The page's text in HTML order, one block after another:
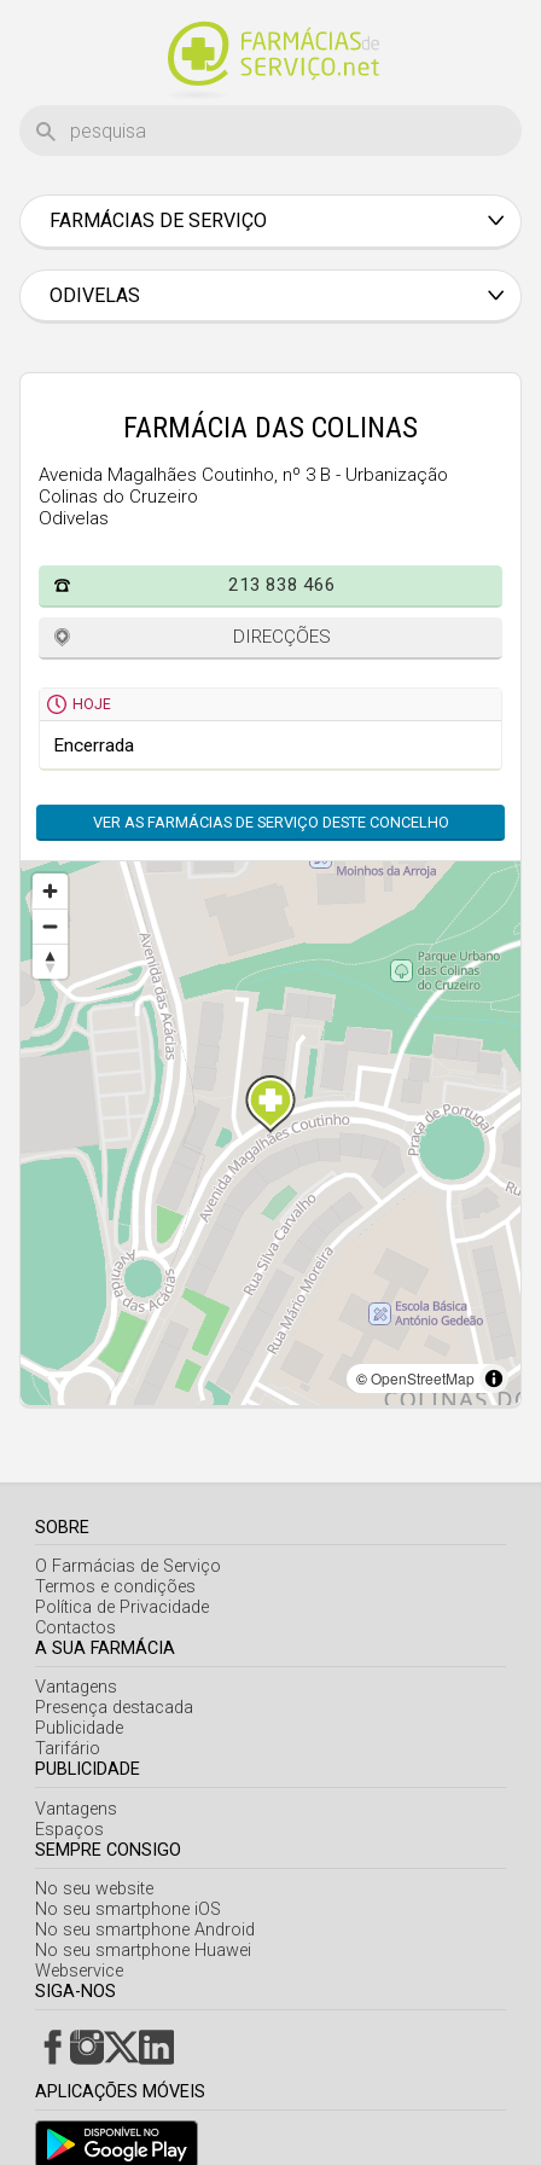
FARMÁCIAS DE SERVIÇO
Braga
Bragança
Castelo Branco
Évora
Guarda
Leiria
Portalegre
Santarém
Setúbal
Viana do Castelo
Vila Real
Viseu
Madeira
ODIVELAS
FARMÁCIA DAS COLINAS
Avenida Magalhães Coutinho, nº 3 B - Urbanização
Colinas do Cruzeiro
Odivelas
213 838 466
DIRECÇÕES
HOJE
Encerrada
VER AS FARMÁCIAS DE SERVIÇO DESTE CONCELHO
SOBRE
O Farmácias de Serviço
Termos e condições
Política de Privacidade
Contactos
A SUA FARMÁCIA
Vantagens
Presença destacada
Publicidade
Tarifário
PUBLICIDADE
Vantagens
Espaços
SEMPRE CONSIGO
No seu website
No seu smartphone iOS
No seu smartphone Android
No seu smartphone Huawei
Webservice
SIGA-NOS
APLICAÇÕES MÓVEIS